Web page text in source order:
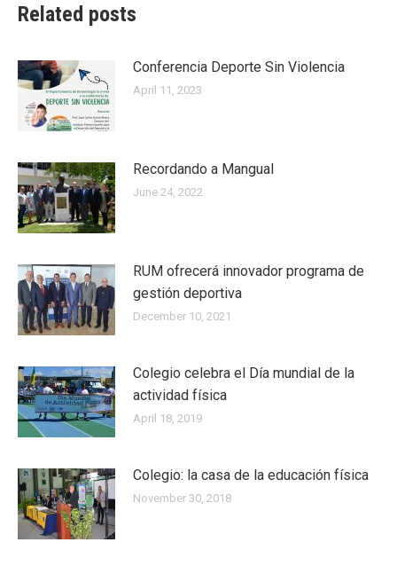
Related posts
Conferencia Deporte Sin Violencia
April 11, 2023
Recordando a Mangual
June 24, 2022
RUM ofrecerá innovador programa de
gestión deportiva
December 10, 2021
Colegio celebra el Día mundial de la
actividad física
April 18, 2019
Colegio: la casa de la educación física
November 30, 2018